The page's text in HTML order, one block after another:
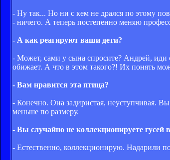
- Ну так... Но ни с кем не дрался по этому
- ничего. А теперь постепенно меняю
- А как реагируют ваши дети?
- Может, сами у сына спросите? Андрей, иди
обижает. А что в этом такого?! Их понять
- Вам нравится эта птица?
- Конечно. Она задиристая, неуступчивая. Вы
меньше по размеру.
- Вы случайно не коллекционируете гусей
- Естественно, коллекционирую. Надарили